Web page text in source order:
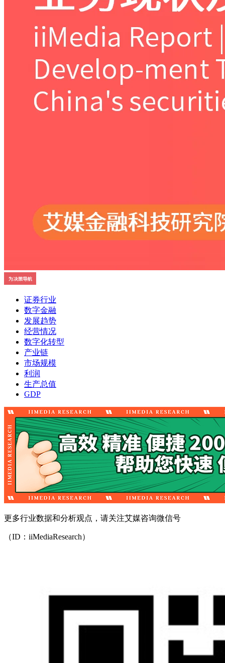
证券行业
数字金融
发展趋势
经营情况
数字化转型
产业链
市场规模
利润
生产总值
GDP
更多行业数据和分析观点，请关注艾媒咨询微信号
（ID：iiMediaResearch）